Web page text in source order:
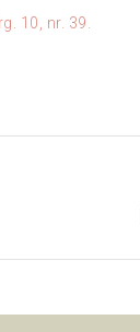
10, nr. 39